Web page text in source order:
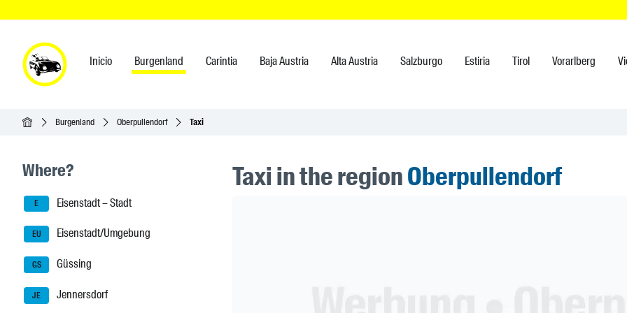
Inicio Burgenland Carintia Baja Austria Alta Austria Salzburgo Estiria Tirol Vorarlberg
Inicio Burgenland Oberpullendorf Taxi
Seitenleisten-Navigation
Where?
E Eisenstadt – Stadt
EU Eisenstadt/Umgebung
GS Güssing
JE Jennersdorf
Taxi in the regionOberpullendorf